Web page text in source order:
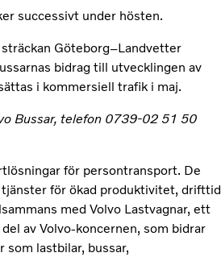
successivt under hösten.
Göteborg–Landvetter
bidrag till utvecklingen av
i kommersiell trafik i maj.
Bussar, telefon 0739-02 51 50
för persontransport. De
för ökad produktivitet, drifttid
med Volvo Lastvagnar, ett
av Volvo-koncernen, som bidrar
lastbilar, bussar,